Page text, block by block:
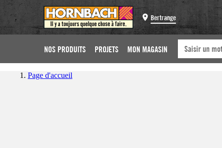
Bertrange
NOS PRODUITS PROJETS MON MAGASIN
Page d'accueil